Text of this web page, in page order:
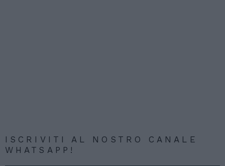
ISCRIVITI AL NOSTRO CANALE
WHATSAPP!